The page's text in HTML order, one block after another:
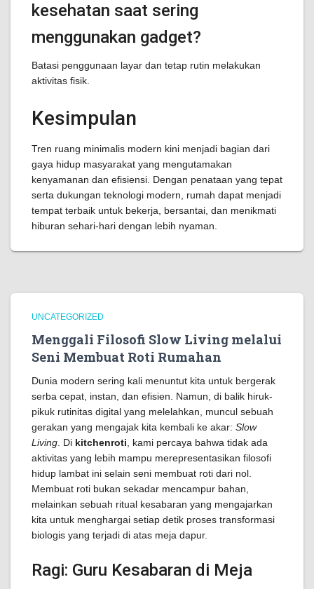
kesehatan saat sering
menggunakan gadget?
Batasi penggunaan layar dan tetap rutin melakukan
aktivitas fisik.
Kesimpulan
Tren ruang minimalis modern kini menjadi bagian dari
gaya hidup masyarakat yang mengutamakan
kenyamanan dan efisiensi. Dengan penataan yang tepat
serta dukungan teknologi modern, rumah dapat menjadi
tempat terbaik untuk bekerja, bersantai, dan menikmati
hiburan sehari-hari dengan lebih nyaman.
UNCATEGORIZED
Menggali Filosofi Slow Living melalui
Seni Membuat Roti Rumahan
Dunia modern sering kali menuntut kita untuk bergerak
serba cepat, instan, dan efisien. Namun, di balik hiruk-
pikuk rutinitas digital yang melelahkan, muncul sebuah
gerakan yang mengajak kita kembali ke akar: Slow
Living . Di kitchenroti , kami percaya bahwa tidak ada
aktivitas yang lebih mampu merepresentasikan filosofi
hidup lambat ini selain seni membuat roti dari nol.
Membuat roti bukan sekadar mencampur bahan,
melainkan sebuah ritual kesabaran yang mengajarkan
kita untuk menghargai setiap detik proses transformasi
biologis yang terjadi di atas meja dapur.
Ragi: Guru Kesabaran di Meja